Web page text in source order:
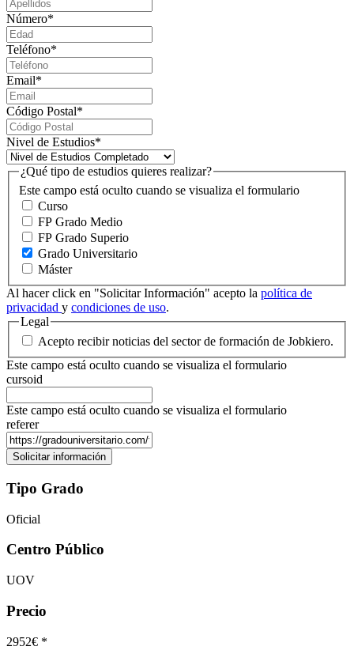
Número*
Teléfono*
Email*
Código Postal*
Nivel de Estudios*
Este campo está oculto cuando se visualiza el formulario
¿Qué tipo de estudios quieres realizar?
Curso
FP Grado Medio
FP Grado Superio
Grado Universitario
Máster
Al hacer click en "Solicitar Información" acepto la política de
privacidad y condiciones de uso.
Legal
Acepto recibir noticias del sector de formación de Jobkiero.
Este campo está oculto cuando se visualiza el formulario
cursoid
Este campo está oculto cuando se visualiza el formulario
referer
Tipo Grado
Oficial
Centro Público
UOV
Precio
2952€ *